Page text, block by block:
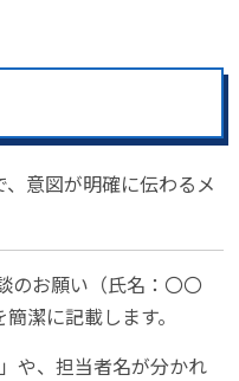
意図が明確に伝わるメ
のお願い（氏名：〇〇
潔に記載します。
や、担当者名が分かれ